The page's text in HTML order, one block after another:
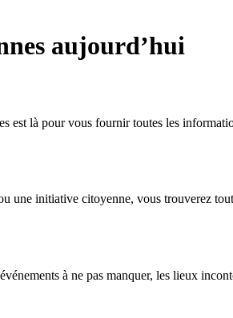
aujourd’hui
est là pour vous fournir toutes les
une initiative citoyenne, vous trouverez
à ne pas manquer, les lieux